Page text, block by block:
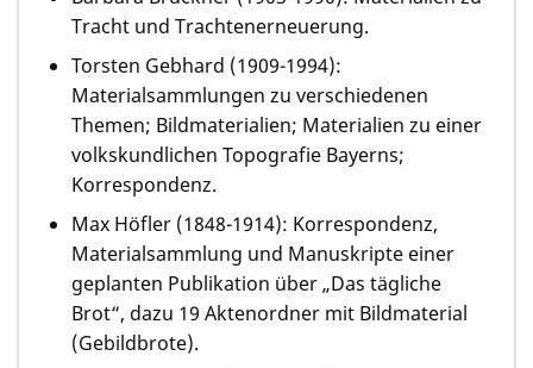
Tracht und Trachtenerneuerung.
Torsten Gebhard (1909-1994):
Materialsammlungen zu verschiedenen
Themen; Bildmaterialien; Materialien zu einer
volkskundlichen Topografie Bayerns;
Korrespondenz.
Max Höfler (1848-1914): Korrespondenz,
Materialsammlung und Manuskripte einer
geplanten Publikation über „Das tägliche
Brot“, dazu 19 Aktenordner mit Bildmaterial
(Gebildbrote).